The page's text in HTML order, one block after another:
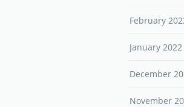
February
January 2022
December
November